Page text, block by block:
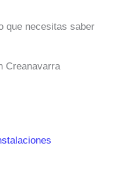
que necesitas saber
Creanavarra